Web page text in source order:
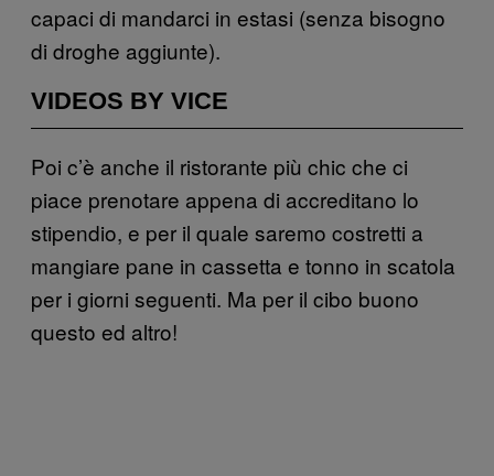
capaci di mandarci in estasi (senza bisogno
di droghe aggiunte).
VIDEOS BY VICE
Poi c’è anche il ristorante più chic che ci
piace prenotare appena di accreditano lo
stipendio, e per il quale saremo costretti a
mangiare pane in cassetta e tonno in scatola
per i giorni seguenti. Ma per il cibo buono
questo ed altro!